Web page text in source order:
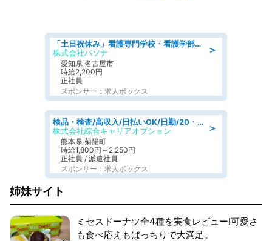
＞
「土日祝休み」看護専門学校・看護学部での教員業務/高時給/要資格:保健師、正看護師
株式会社パソナ
愛知県 名古屋市
時給2,200円
正社員
スポンサー：求人ボックス
＞
検品・検査/高収入/日払いOK/日勤/20・30・40代活躍中/製造 工場
株式会社綜合キャリアオプション
熊本県 菊陽町
時給1,800円～2,250円
正社員 / 派遣社員
スポンサー：求人ボックス
姉妹サイト
ミセスドーナツ全4種を実食レビュー!可愛さ
も食べ応えもばっちりで大満足。